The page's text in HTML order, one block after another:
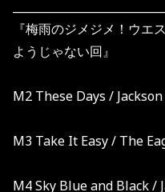
『梅雨のジメジメ！ウエ
ようじゃない回』
M2 These Days /
M3 Take It Easy / The
M4 Sky Blue and Black /